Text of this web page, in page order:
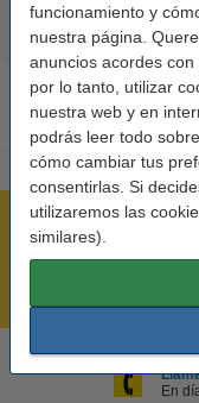
funcionamiento y
nuestra página.
anuncios acordes
por lo tanto, utilizar
nuestra web y en
podrás leer todo
cómo cambiar tus
consentirlas. Si
utilizaremos las
similares).
¡Recibe en 24 horas!
En